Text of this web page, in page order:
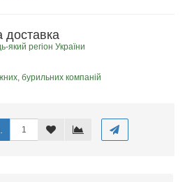
доставка
який регіон України
бурильних компаній